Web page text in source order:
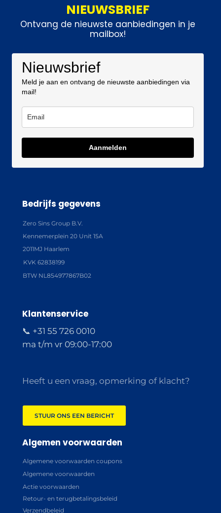
NIEUWSBRIEF
Ontvang de nieuwste aanbiedingen in je
mailbox!
Nieuwsbrief
Meld je aan en ontvang de nieuwste aanbiedingen via
mail!
Aanmelden
Bedrijfs gegevens
Zero Sins Group B.V.
Kennemerplein 20 Unit 15A
2011MJ Haarlem
KVK 62838199
BTW NL854977867B02
Klantenservice
📞 +31 55 726 0010
ma t/m vr 09:00-17:00
Heeft u een vraag, opmerking of klacht?
STUUR ONS EEN BERICHT
Algemen voorwaarden
Algemene voorwaarden coupons
Algemene voorwaarden
Actie voorwaarden
Retour- en terugbetalingsbeleid
Verzendbeleid